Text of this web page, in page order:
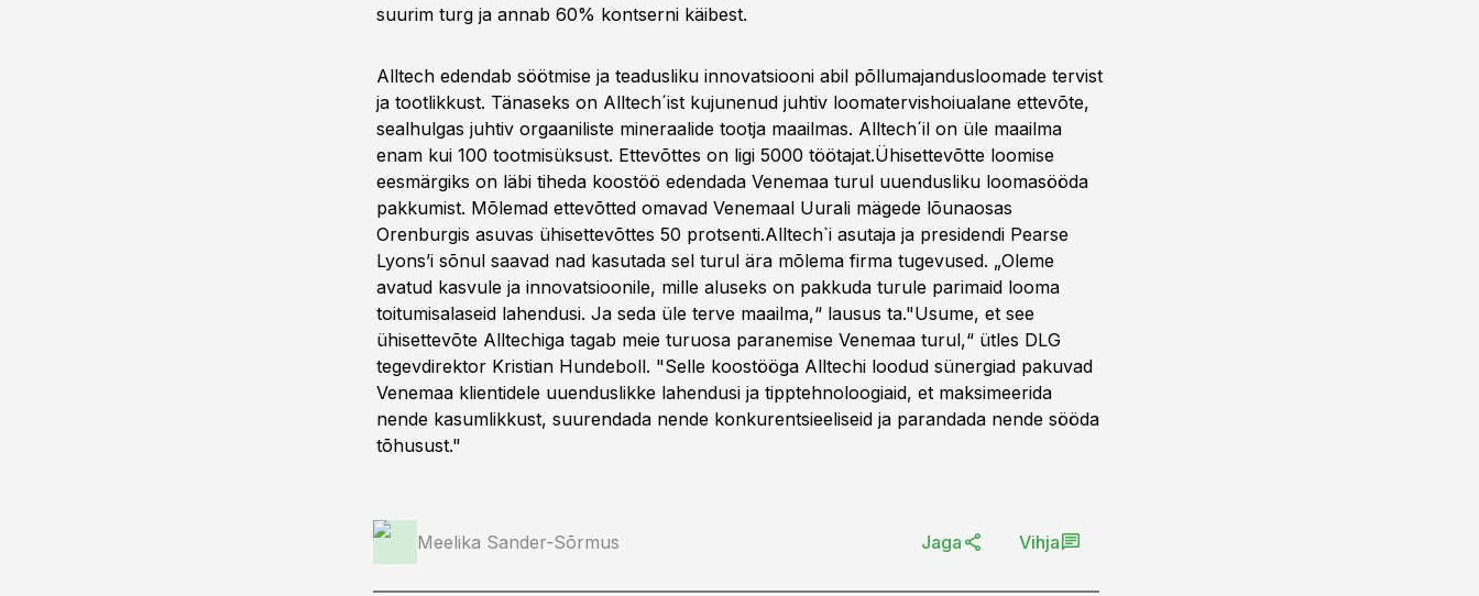
suurim turg ja annab 60% kontserni käibest.
Alltech edendab söötmise ja teadusliku innovatsiooni abil põllumajandusloomade tervist
ja tootlikkust. Tänaseks on Alltech´ist kujunenud juhtiv loomatervishoiualane ettevõte,
sealhulgas juhtiv orgaaniliste mineraalide tootja maailmas. Alltech´il on üle maailma
enam kui 100 tootmisüksust. Ettevõttes on ligi 5000 töötajat.Ühisettevõtte loomise
eesmärgiks on läbi tiheda koostöö edendada Venemaa turul uuendusliku loomasööda
pakkumist. Mõlemad ettevõtted omavad Venemaal Uurali mägede lõunaosas
Orenburgis asuvas ühisettevõttes 50 protsenti.Alltech`i asutaja ja presidendi Pearse
Lyons’i sõnul saavad nad kasutada sel turul ära mõlema firma tugevused. „Oleme
avatud kasvule ja innovatsioonile, mille aluseks on pakkuda turule parimaid looma
toitumisalaseid lahendusi. Ja seda üle terve maailma,“ lausus ta."Usume, et see
ühisettevõte Alltechiga tagab meie turuosa paranemise Venemaa turul,“ ütles DLG
tegevdirektor Kristian Hundeboll. "Selle koostööga Alltechi loodud sünergiad pakuvad
Venemaa klientidele uuenduslikke lahendusi ja tipptehnoloogiaid, et maksimeerida
nende kasumlikkust, suurendada nende konkurentsieeliseid ja parandada nende sööda
tõhusust."
Meelika Sander-Sõrmus Jaga Vihja